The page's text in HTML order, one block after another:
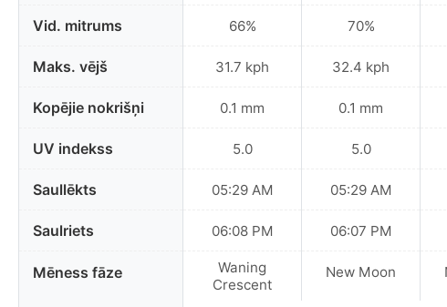
Vid. mitrums
Maks. vējš
Kopējie nokrišņi
UV indekss
Saullēkts
Saulriets
Mēness fāze
66%
31.7 kph
0.1 mm
5.0
05:29 AM
06:08 PM
Waning
Crescent
70%
32.4 kph
0.1 mm
5.0
05:29 AM
06:07 PM
New Moon